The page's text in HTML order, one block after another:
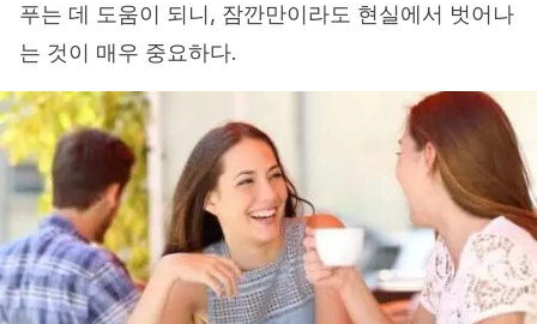
푸는 데 도움이 되니, 잠깐만이라도 현실에서 벗어나
는 것이 매우 중요하다.